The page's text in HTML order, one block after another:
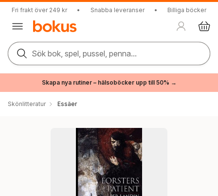
Fri frakt över 249 kr • Snabba leveranser • Billiga böcker
Sök bok, spel, pussel, penna...
Skapa nya rutiner – hälsoböcker upp till 50% →
Skönlitteratur Essäer